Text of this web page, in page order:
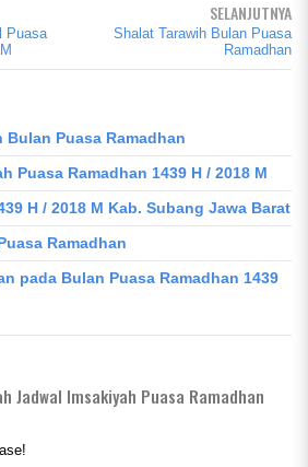
Puasa
SELANJUTNYA
Shalat Tarawih Bulan Puasa
Ramadhan
Bulan Puasa Ramadhan
Puasa Ramadhan 1439 H / 2018 M
H / 2018 M Kab. Subang Jawa Barat
Ramadhan
pada Bulan Puasa Ramadhan 1439
Jadwal Imsakiyah Puasa Ramadhan